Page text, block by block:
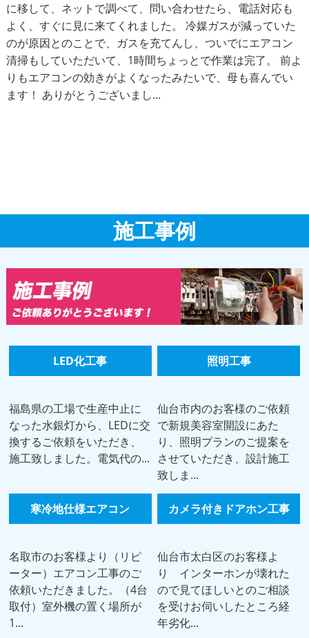
に移して、ネットで調べて、問い合わせたら、電話対応も
よく、すぐに見に来てくれました。 冷媒ガスが減っていた
のが原因とのことで、ガスを充てんし、ついでにエアコン
清掃もしていただいて、1時間ちょっとで作業は完了。 前よ
りもエアコンの効きがよくなったみたいで、母も喜んでい
ます！ ありがとうございまし...
施工事例
LED化工事
福島県の工場で生産中止に
なった水銀灯から、LEDに交
換するご依頼をいただき、
施工致しました。電気代の...
照明工事
仙台市内のお客様のご依頼
で新規美容室開設にあた
り、照明プランのご提案を
させていただき、設計施工
致しま...
寒冷地仕様エアコン
名取市のお客様より（リピ
ーター）エアコン工事のご
依頼いただきました。（4台
取付）室外機の置く場所が
1...
カメラ付きドアホン工事
仙台市太白区のお客様よ
り インターホンが壊れた
ので見てほしいとのご相談
を受けお伺いしたところ経
年劣化...